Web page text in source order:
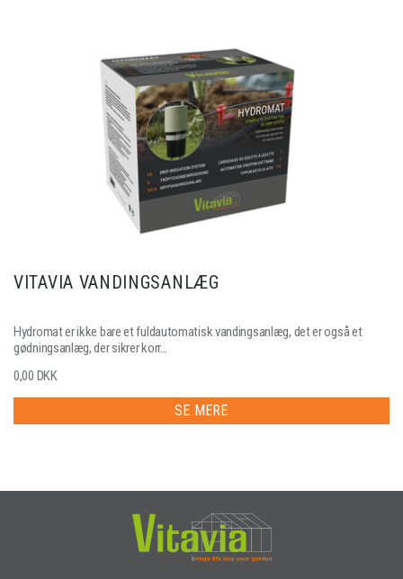
VITAVIA VANDINGSANLÆG
Hydromat er ikke bare et fuldautomatisk vandingsanlæg, det er også et
gødningsanlæg, der sikrer korr...
0,00 DKK
SE MERE